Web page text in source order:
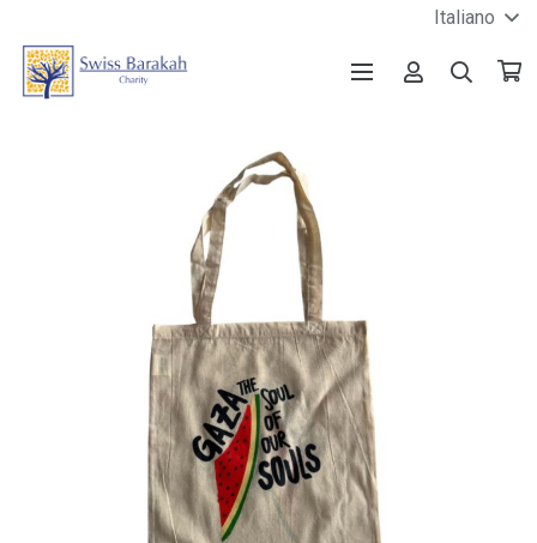
Italiano